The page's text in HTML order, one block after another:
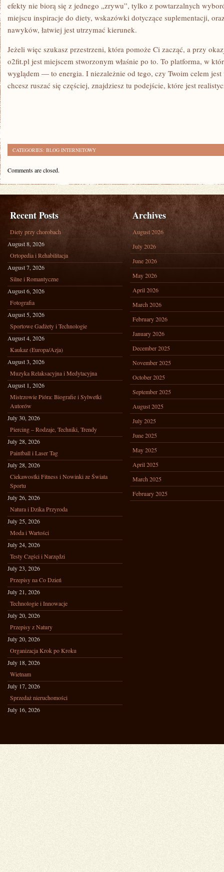
efekty nie biorą się z jednego „zrywu”, tylko z powtarzalnych
miejscu inspiracje do diety, wskazówki dotyczące suplementacji,
nawyków, łatwiej jest utrzymać kierunek.
Jeżeli więc szukasz przestrzeni, która pomoże Ci zacząć, a przy
o2fit.pl jest miejscem stworzonym właśnie po to. To platforma, w
wyglądem — to energia. I niezależnie od tego, czy Twoim celem
chcesz ruszać się częściej, znajdziesz tu podejście, które jest
CATEGORIES: BLOG INTERNETOWY
Comments are closed.
Recent Posts
Diety przy chorobach
August 8, 2026
Ortopedia i Rehabilitacja
August 7, 2026
Silne i Romantyczne
August 6, 2026
Fotografia
August 5, 2026
Sportowe Gadżety i Technologie
August 4, 2026
Kaukaz (Europa/Azja)
August 3, 2026
Muzyka Relaksacyjna i Medytacyjna
August 1, 2026
Mistrzowie Pióra: Biografie i Sylwetki
Autorów
July 30, 2026
Piercing – Rodzaje, Techniki, Trendy
July 28, 2026
Paintball i Laser Tag
July 28, 2026
Ciekawostki Fitness i Nowinki ze Świata
Sportu
July 26, 2026
Natura i Dzika Przyroda
July 25, 2026
Moda i Wartości
July 24, 2026
Testy Części i Narzędzi
July 23, 2026
Przepisy na Co Dzień
July 21, 2026
Technologie i Innowacje
July 20, 2026
Przepisy z Natury
July 20, 2026
Organizacja Krok po Kroku
July 18, 2026
Wietnam
July 17, 2026
Sprzedaż nieruchomości
July 16, 2026
Archives
August 2026
July 2026
June 2026
May 2026
April 2026
March 2026
February 2026
January 2026
December 2025
November 2025
October 2025
September 2025
August 2025
July 2025
June 2025
May 2025
April 2025
March 2025
February 2025